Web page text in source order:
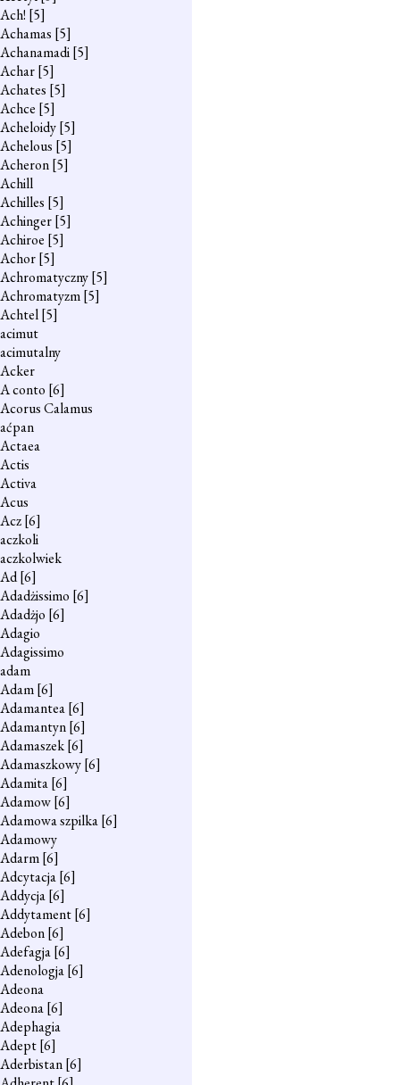
Ach! [5]
Achamas [5]
Achanamadi[5]
Achar[5]
Achates [5]
Achce [5]
Acheloidy[5]
Achelous [5]
Acheron[5]
Achill
Achilles [5]
Achinger[5]
Achiroe [5]
Achor[5]
Achromatyczny[5]
Achromatyzm[5]
Achtel[5]
acimut
acimutalny
Acker
A conto [6]
Acorus Calamus
aćpan
Actaea
Actis
Activa
Acus
Acz[6]
aczkoli
aczkolwiek
Ad[6]
Adadżissimo [6]
Adadżjo [6]
Adagio
Adagissimo
adam
Adam[6]
Adamantea[6]
Adamantyn[6]
Adamaszek[6]
Adamaszkowy[6]
Adamita[6]
Adamow[6]
Adamowa szpilka[6]
Adamowy
Adarm[6]
Adcytacja[6]
Addycja[6]
Addytament[6]
Adebon[6]
Adefagja[6]
Adenologja[6]
Adeona
Adeona[6]
Adephagia
Adept[6]
Aderbistan[6]